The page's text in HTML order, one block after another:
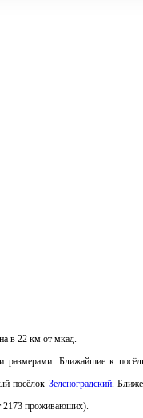
в 22 км от мкад.
размерами. Ближайшие к
посёлок Зеленоградский. Ближе
2173 проживающих).